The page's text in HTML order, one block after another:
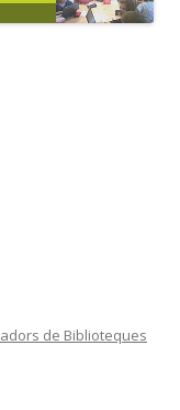
de Biblioteques